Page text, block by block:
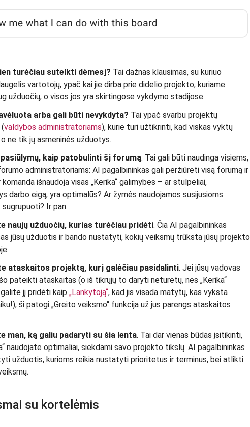
turėčiau sutelkti dėmesį? Tai dažnas klausimas, su kuriuo
vartotojų, ypač kai jie dirba prie didelio projekto, kuriame
užduočių, o visos jos yra skirtingose vykdymo stadijose.
arba gali būti nevykdyta? Tai ypač svarbu projektų
valdybos administratoriams), kurie turi užtikrinti, kad viskas vyktų
ne tik jų asmeninės užduotys.
kaip patobulinti šį forumą. Tai gali būti naudinga visiems,
administratoriams: AI pagalbininkas gali peržiūrėti visą forumą ir
išnaudoja visas „Kerika“ galimybes – ar stulpeliai,
darbo eigą, yra optimalūs? Ar žymės naudojamos susijusioms
Ir pan.
naujų užduočių, kurias turėčiau pridėti. Čia AI pagalbininkas
jūsų užduotis ir bando nustatyti, kokių veiksmų trūksta jūsų projekto
ataskaitos projektą, kurį galėčiau pasidalinti. Jei jūsų vadovas
pateikti ataskaitas (o iš tikrųjų to daryti neturėtų, nes „Kerika“
jį pridėti kaip „Lankytoją“, kad jis visada matytų, kas vyksta
ši patogi „Greito veiksmo“ funkcija už jus parengs ataskaitos
man, ką galiu padaryti su šia lenta. Tai dar vienas būdas įsitikinti,
naudojate optimaliai, siekdami savo projekto tikslų. AI pagalbininkas
užduotis, kurioms reikia nustatyti prioritetus ir terminus, bei atlikti
su kortelėmis